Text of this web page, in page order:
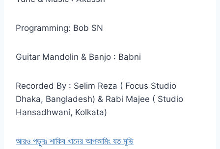
Programming: Bob SN
Guitar Mandolin & Banjo : Babni
Recorded By : Selim Reza ( Focus Studio
Dhaka, Bangladesh) & Rabi Majee ( Studio
Hansadhwani, Kolkata)
আরও পড়ুনঃ শাকিব খানের আপকামিং যত মুভি